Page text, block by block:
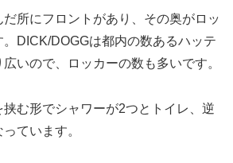
だ所にフロントがあり、その奥がロッ
DICK/DOGGは都内の数あるハッテ
いので、ロッカーの数も多いです。
む形でシャワーが2つとトイレ、逆
ています。